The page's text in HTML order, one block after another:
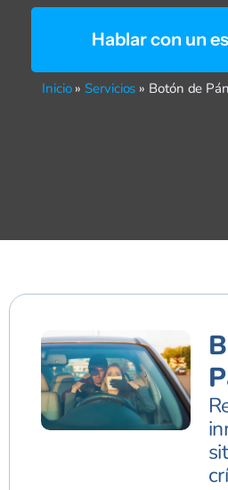
Hablar con un
Inicio»Servicios » Botón de